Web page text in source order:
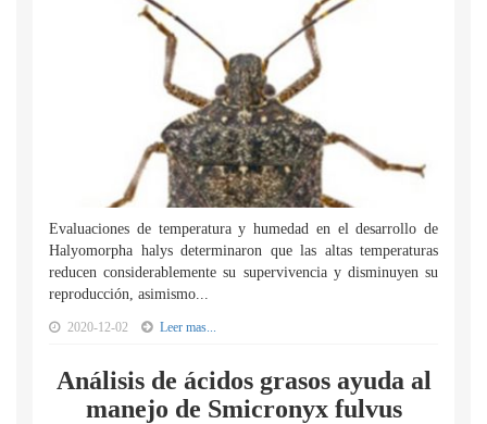
Evaluaciones de temperatura y humedad en el desarrollo de
Halyomorpha halys determinaron que las altas temperaturas
reducen considerablemente su supervivencia y disminuyen su
reproducción, asimismo...
2020-12-02 Leer mas...
Análisis de ácidos grasos ayuda al
manejo de Smicronyx fulvus